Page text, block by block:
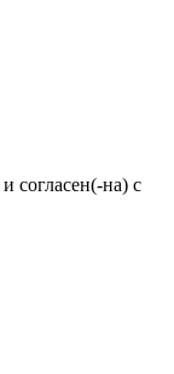
и согласен(-на) с